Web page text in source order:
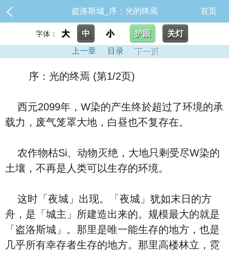
盗洛斯城_序：光的终焉 首页
字体： 大 中 小 护眼
关灯
上一章
目录 下一页
序：光的终焉 (第1/2页)
西元2099年，W染的产生终於超过了环境的承
载力，废气笼罩大地，白昼也不复存在。
农作物枯Si、动物灭绝，大地只剩受尽W染的
土壤，不再是人类可以生存的环境。
这时「夜城」出现。「夜城」犹如末日的方
舟，是「城主」所建造出来的。规模最大的就是
「盗洛斯城」。那里是唯一能生存的地方，也是
几乎所有幸存者生存的地方。那里高楼林立，霓